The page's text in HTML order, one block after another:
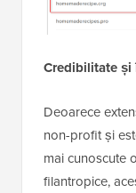
Credibilitate și
Deoarece
non-profit și
mai cunoscute
filantropice,